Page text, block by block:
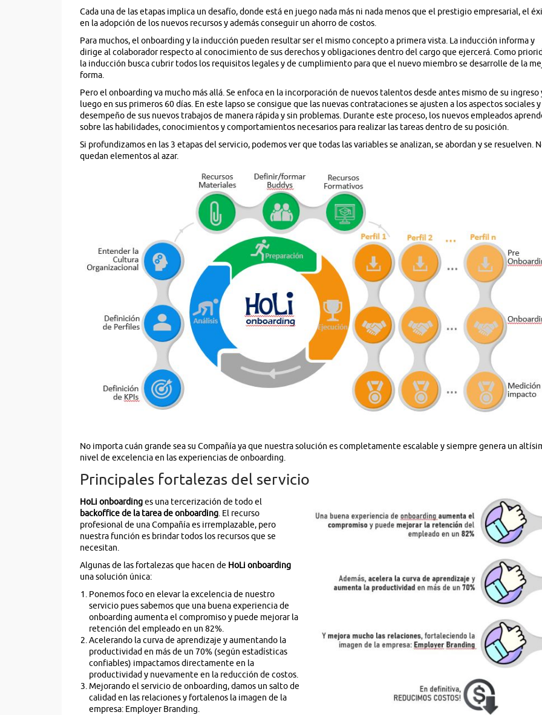
Cada una de las etapas implica un desafío, donde está en juego nada más ni nada menos que el prestigio empresarial, el
en la adopción de los nuevos recursos y además conseguir un ahorro de costos.
Para muchos, el onboarding y la inducción pueden resultar ser el mismo concepto a primera vista. La inducción informa y
dirige al colaborador respecto al conocimiento de sus derechos y obligaciones dentro del cargo que ejercerá. Como
la inducción busca cubrir todos los requisitos legales y de cumplimiento para que el nuevo miembro se desarrolle de la
forma.
Pero el onboarding va mucho más allá. Se enfoca en la incorporación de nuevos talentos desde antes mismo de su ingreso
luego en sus primeros 60 días. En este lapso se consigue que las nuevas contrataciones se ajusten a los aspectos sociales
desempeño de sus nuevos trabajos de manera rápida y sin problemas. Durante este proceso, los nuevos empleados
sobre las habilidades, conocimientos y comportamientos necesarios para realizar las tareas dentro de su posición.
Si profundizamos en las 3 etapas del servicio, podemos ver que todas las variables se analizan, se abordan y se resuelven.
quedan elementos al azar.
No importa cuán grande sea su Compañía ya que nuestra solución es completamente escalable y siempre genera un
nivel de excelencia en las experiencias de onboarding.
Principales fortalezas del servicio
HoLi onboardinges una tercerización de todo el
backoffice de la tarea de onboarding. El recurso
profesional de una Compañía es irremplazable, pero
nuestra función es brindar todos los recursos que se
necesitan.
Algunas de las fortalezas que hacen de HoLi onboarding
una solución única:
Ponemos foco en elevar la excelencia de nuestro
servicio pues sabemos que una buena experiencia de
onboarding aumenta el compromiso y puede mejorar la
retención del empleado en un 82%.
Acelerando la curva de aprendizaje y aumentando la
productividad en más de un 70% (según estadísticas
confiables) impactamos directamente en la
productividad y nuevamente en la reducción de costos.
Mejorando el servicio de onboarding, damos un salto de
calidad en las relaciones y fortalenos la imagen de la
empresa: Employer Branding.